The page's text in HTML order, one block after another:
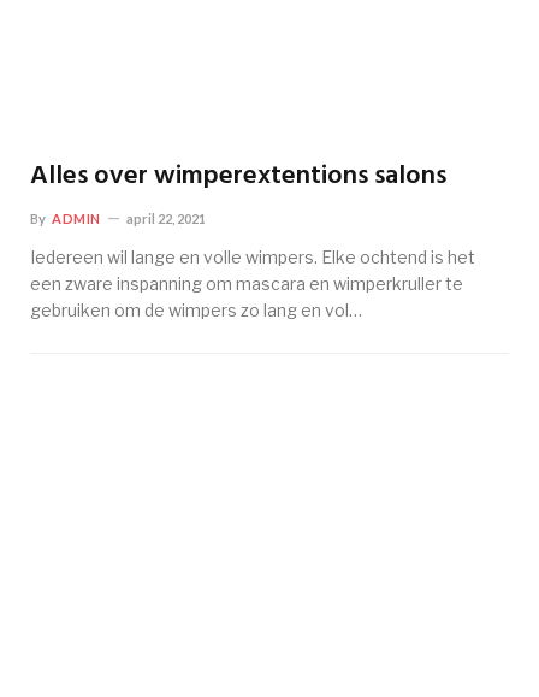
Alles over wimperextentions salons
By ADMIN april 22, 2021
Iedereen wil lange en volle wimpers. Elke ochtend is het
een zware inspanning om mascara en wimperkruller te
gebruiken om de wimpers zo lang en vol…